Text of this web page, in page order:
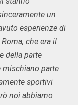
un
esperienze di
che era il
della parte
mischiano parte
sportivi
noi abbiamo